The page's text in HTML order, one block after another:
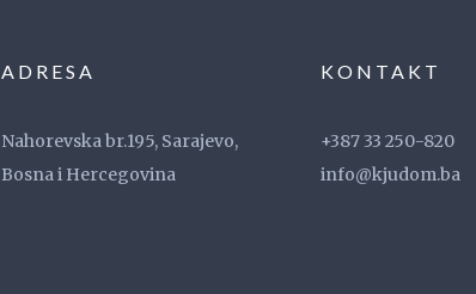
ADRESA
Nahorevska br.195, Sarajevo,
Bosna i Hercegovina
KONTAKT
+387 33 250-820
info@kjudom.ba